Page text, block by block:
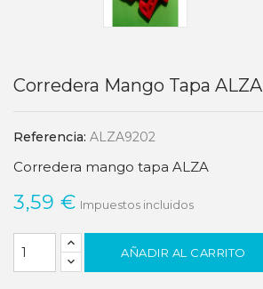
Corredera Mango Tapa ALZA
Referencia: ALZA9202
Corredera mango tapa ALZA
3,59 € Impuestos incluidos
AÑADIR AL CARRITO